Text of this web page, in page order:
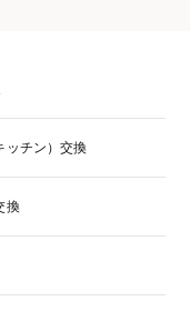
ッチン）交換
換